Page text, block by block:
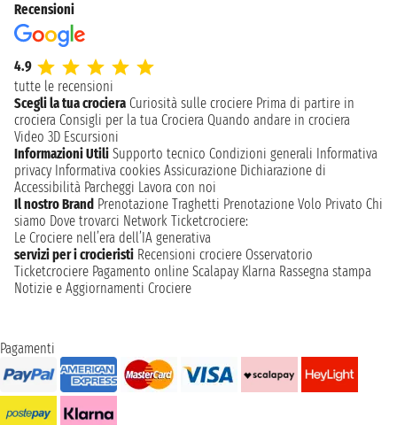
Recensioni
4.9
tutte le recensioni
Scegli la tua crociera Curiosità sulle crociere Prima di partire in
crociera Consigli per la tua Crociera Quando andare in crociera
Video 3D Escursioni
Informazioni Utili Supporto tecnico Condizioni generali Informativa
privacy Informativa cookies Assicurazione Dichiarazione di
Accessibilità Parcheggi Lavora con noi
Il nostro Brand Prenotazione Traghetti Prenotazione Volo Privato Chi
siamo Dove trovarci Network Ticketcrociere:
Le Crociere nell’era dell’IA generativa
servizi per i crocieristi Recensioni crociere Osservatorio
Ticketcrociere Pagamento online Scalapay Klarna Rassegna stampa
Notizie e Aggiornamenti Crociere
Pagamenti